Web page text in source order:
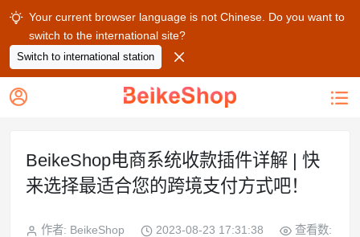
 Your current browser language is not Chinese. Do you want to
switch to the international site?
Switch to international station 
 
BeikeShop电商系统收款插件详解 | 快
来选择最适合您的跨境支付方式吧！
作者: BeikeShop 2023-08-23 17:31:38
查看数: